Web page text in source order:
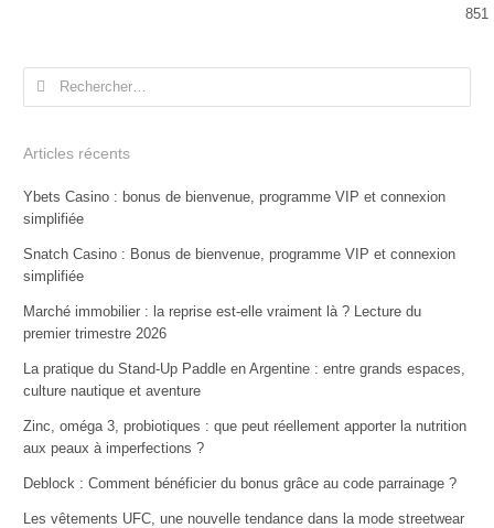
851
Rechercher :
Articles récents
Ybets Casino : bonus de bienvenue, programme VIP et connexion
simplifiée
Snatch Casino : Bonus de bienvenue, programme VIP et connexion
simplifiée
Marché immobilier : la reprise est-elle vraiment là ? Lecture du
premier trimestre 2026
La pratique du Stand-Up Paddle en Argentine : entre grands espaces,
culture nautique et aventure
Zinc, oméga 3, probiotiques : que peut réellement apporter la nutrition
aux peaux à imperfections ?
Deblock : Comment bénéficier du bonus grâce au code parrainage ?
Les vêtements UFC, une nouvelle tendance dans la mode streetwear